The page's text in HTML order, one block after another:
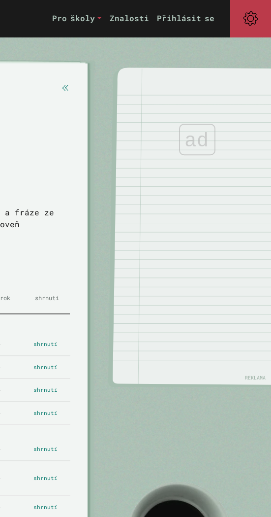
Pro školy Znalosti Přihlásit se
a fráze ze
shrnutí
shrnutí
shrnutí
shrnutí
shrnutí
shrnutí
shrnutí
shrnutí
ad
REKLAMA